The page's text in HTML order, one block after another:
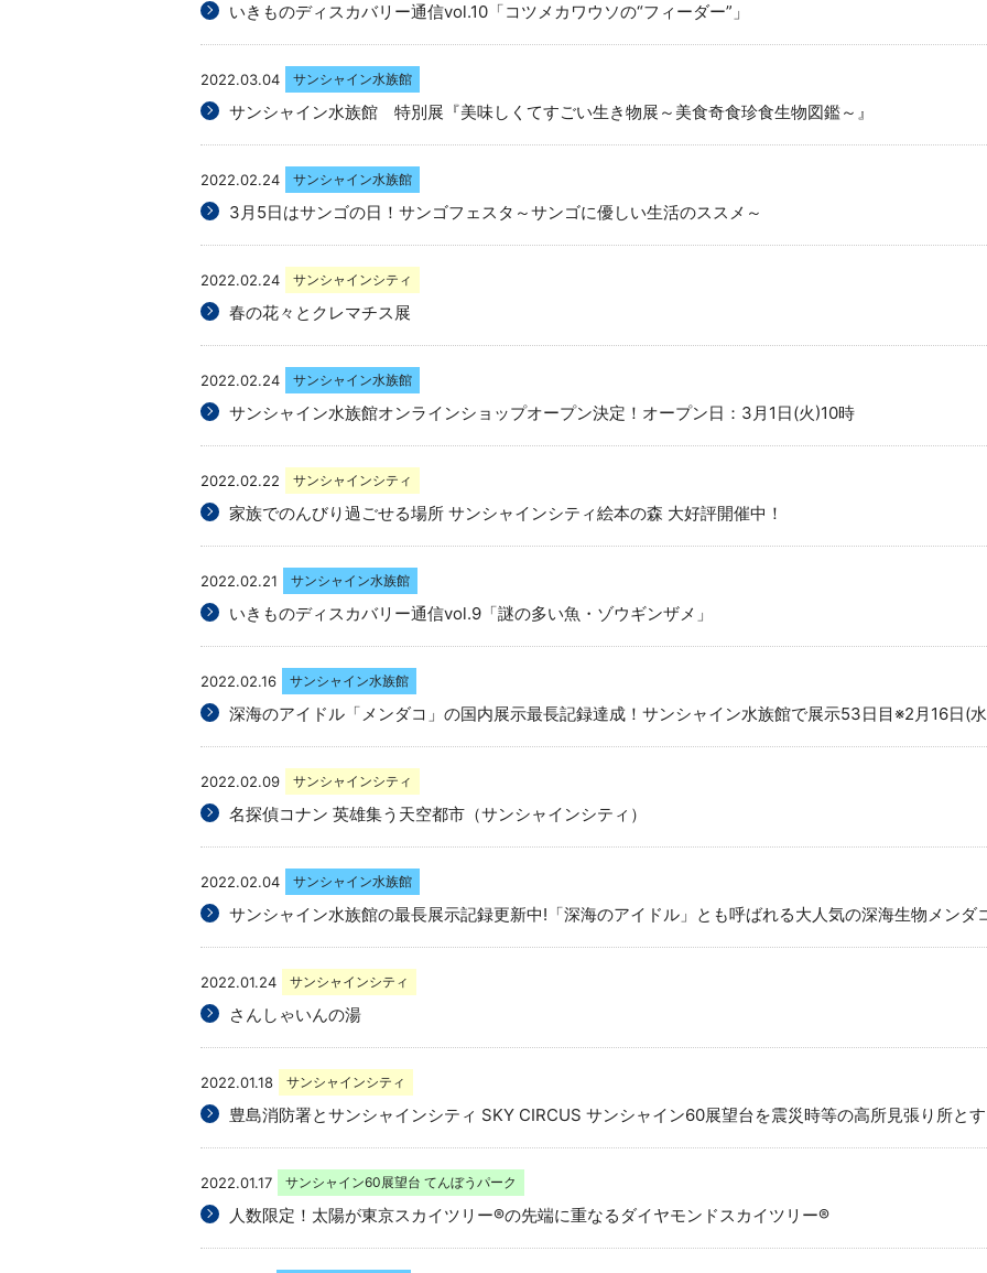
いきものディスカバリー通信vol.10「コツメカワウソの“フィーダー”」
2022.03.04 サンシャイン水族館
サンシャイン水族館 特別展『美味しくてすごい生き物展～美食奇食珍食生物図鑑～』
2022.02.24 サンシャイン水族館
3月5日はサンゴの日！サンゴフェスタ～サンゴに優しい生活のススメ～
2022.02.24 サンシャインシティ
春の花々とクレマチス展
2022.02.24 サンシャイン水族館
サンシャイン水族館オンラインショップオープン決定！オープン日：3月1日(火)10時
2022.02.22 サンシャインシティ
家族でのんびり過ごせる場所 サンシャインシティ絵本の森 大好評開催中！
2022.02.21 サンシャイン水族館
いきものディスカバリー通信vol.9「謎の多い魚・ゾウギンザメ」
2022.02.16 サンシャイン水族館
深海のアイドル「メンダコ」の国内展示最長記録達成！サンシャイン水族館で展示53日目※2月16日(
2022.02.09 サンシャインシティ
名探偵コナン 英雄集う天空都市（サンシャインシティ）
2022.02.04 サンシャイン水族館
サンシャイン水族館の最長展示記録更新中!「深海のアイドル」とも呼ばれる大人気の深海生物メンダ
2022.01.24 サンシャインシティ
さんしゃいんの湯
2022.01.18 サンシャインシティ
豊島消防署とサンシャインシティ SKY CIRCUS サンシャイン60展望台を震災時等の高所見張り所と
2022.01.17 サンシャイン60展望台 てんぼうパーク
人数限定！太陽が東京スカイツリー®の先端に重なるダイヤモンドスカイツリー®